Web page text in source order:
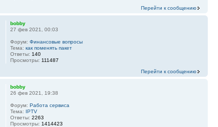
Перейти к сообщению
bobby
27 фев 2021, 00:03
Форум: Финансовые вопросы
Тема: как поменять пакет
Ответы: 140
Просмотры: 111487
Перейти к сообщению
bobby
26 фев 2021, 19:38
Форум: Работа сервиса
Тема: IPTV
Ответы: 2263
Просмотры: 1414423